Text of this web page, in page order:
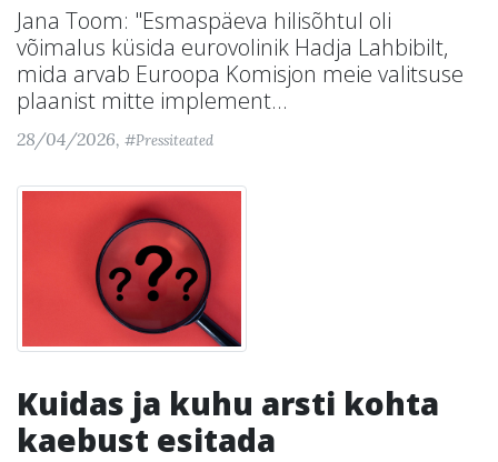
Jana Toom: "Esmaspäeva hilisõhtul oli
võimalus küsida eurovolinik Hadja Lahbibilt,
mida arvab Euroopa Komisjon meie valitsuse
plaanist mitte implement...
28/04/2026, #Pressiteated
Kuidas ja kuhu arsti kohta
kaebust esitada